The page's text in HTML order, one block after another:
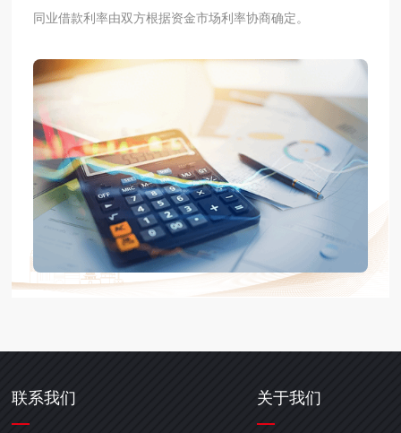
同业借款利率由双方根据资金市场利率协商确定。
联系我们 关于我们